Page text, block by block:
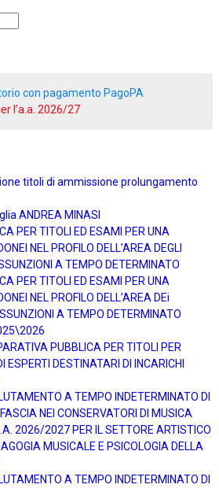
con pagamento PagoPA
l’a.a. 2026/27
titoli di ammissione prolungamento
ANDREA MINASI
PER TITOLI ED ESAMI PER UNA
NEL PROFILO DELL’AREA DEGLI
A TEMPO DETERMINATO
PER TITOLI ED ESAMI PER UNA
NEL PROFILO DELL’AREA DEi
A TEMPO DETERMINATO
PUBBLICA PER TITOLI PER
ESPERTI DESTINATARI DI INCARICHI
A TEMPO INDETERMINATO DI
NEI CONSERVATORI DI MUSICA
2026/2027 PER IL SETTORE ARTISTICO
MUSICALE E PSICOLOGIA DELLA
A TEMPO INDETERMINATO DI